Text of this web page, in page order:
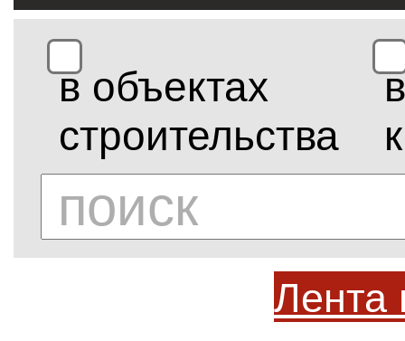
в объектах
строительства
в
Лента